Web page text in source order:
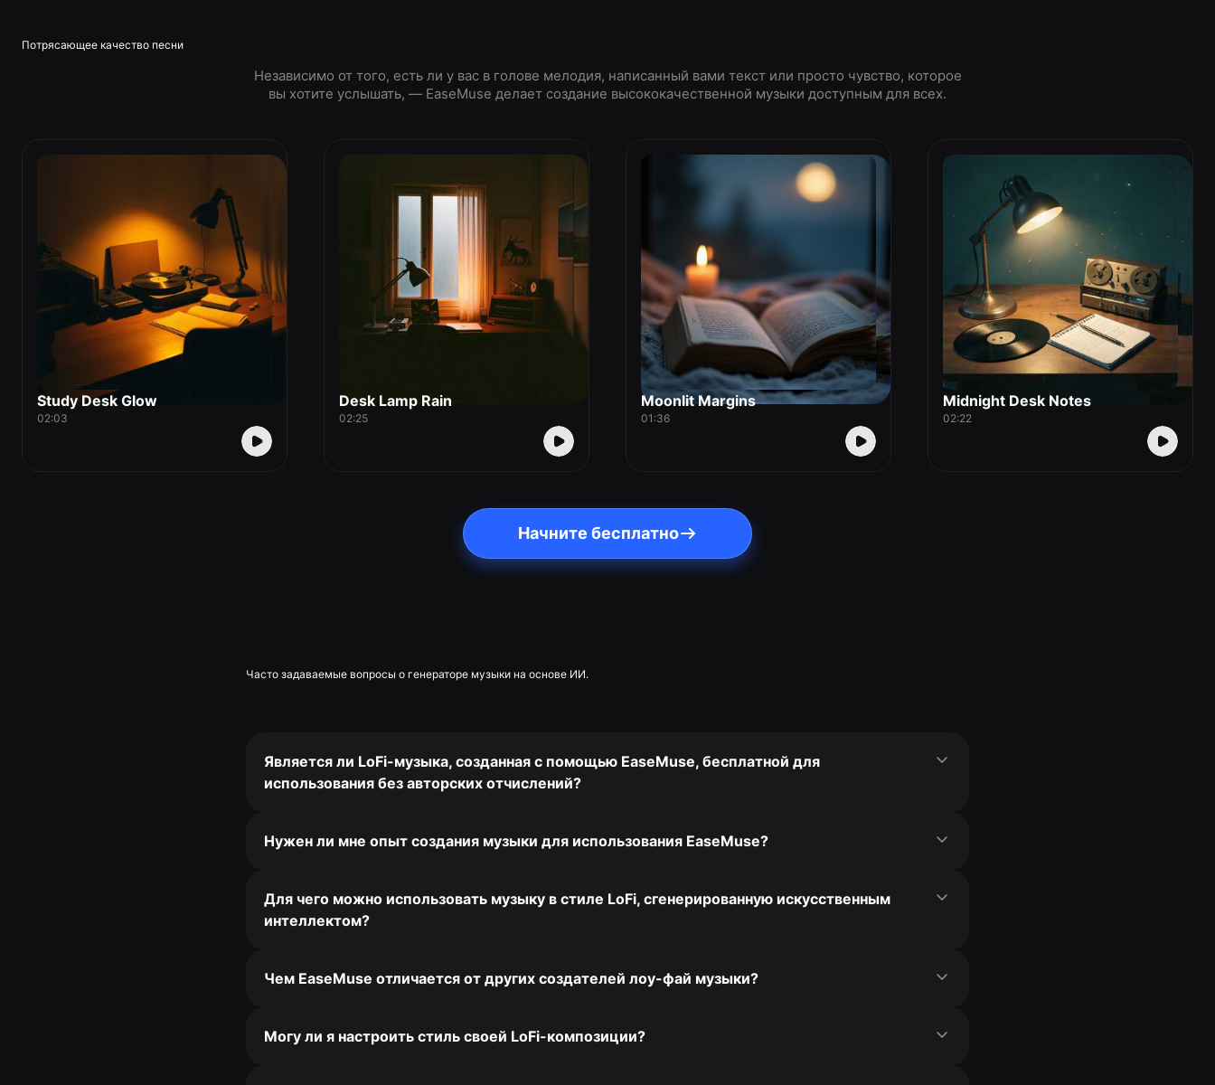
Потрясающее качество песни
Независимо от того, есть ли у вас в голове мелодия, написанный вами текст или просто чувство, которое
вы хотите услышать, — EaseMuse делает создание высококачественной музыки доступным для всех.
Study Desk Glow
02:03
Desk Lamp Rain
02:25
Moonlit Margins
01:36
Midnight Desk Notes
02:22
Начните бесплатно
Часто задаваемые вопросы о генераторе музыки на основе ИИ.
Является ли LoFi-музыка, созданная с помощью EaseMuse, бесплатной для
использования без авторских отчислений?
Нужен ли мне опыт создания музыки для использования EaseMuse?
Для чего можно использовать музыку в стиле LoFi, сгенерированную искусственным
интеллектом?
Чем EaseMuse отличается от других создателей лоу-фай музыки?
Могу ли я настроить стиль своей LoFi-композиции?